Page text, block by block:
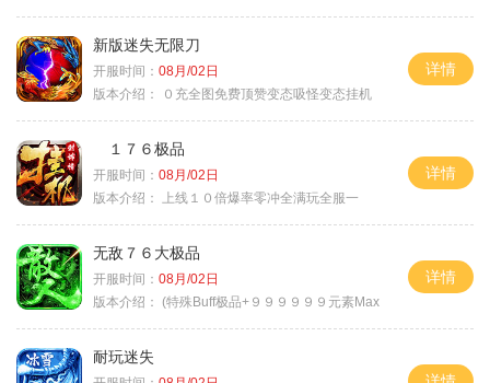
新版迷失无限刀
开服时间： 08月/02日
版本介绍：
０充全图免费顶赞变态吸怪变态挂机
详情
１７６极品
开服时间： 08月/02日
版本介绍：
上线１０倍爆率零冲全满玩全服一
详情
无敌７６大极品
开服时间： 08月/02日
版本介绍： (特殊Buff极品+９９９９９９元素Max
详情
耐玩迷失